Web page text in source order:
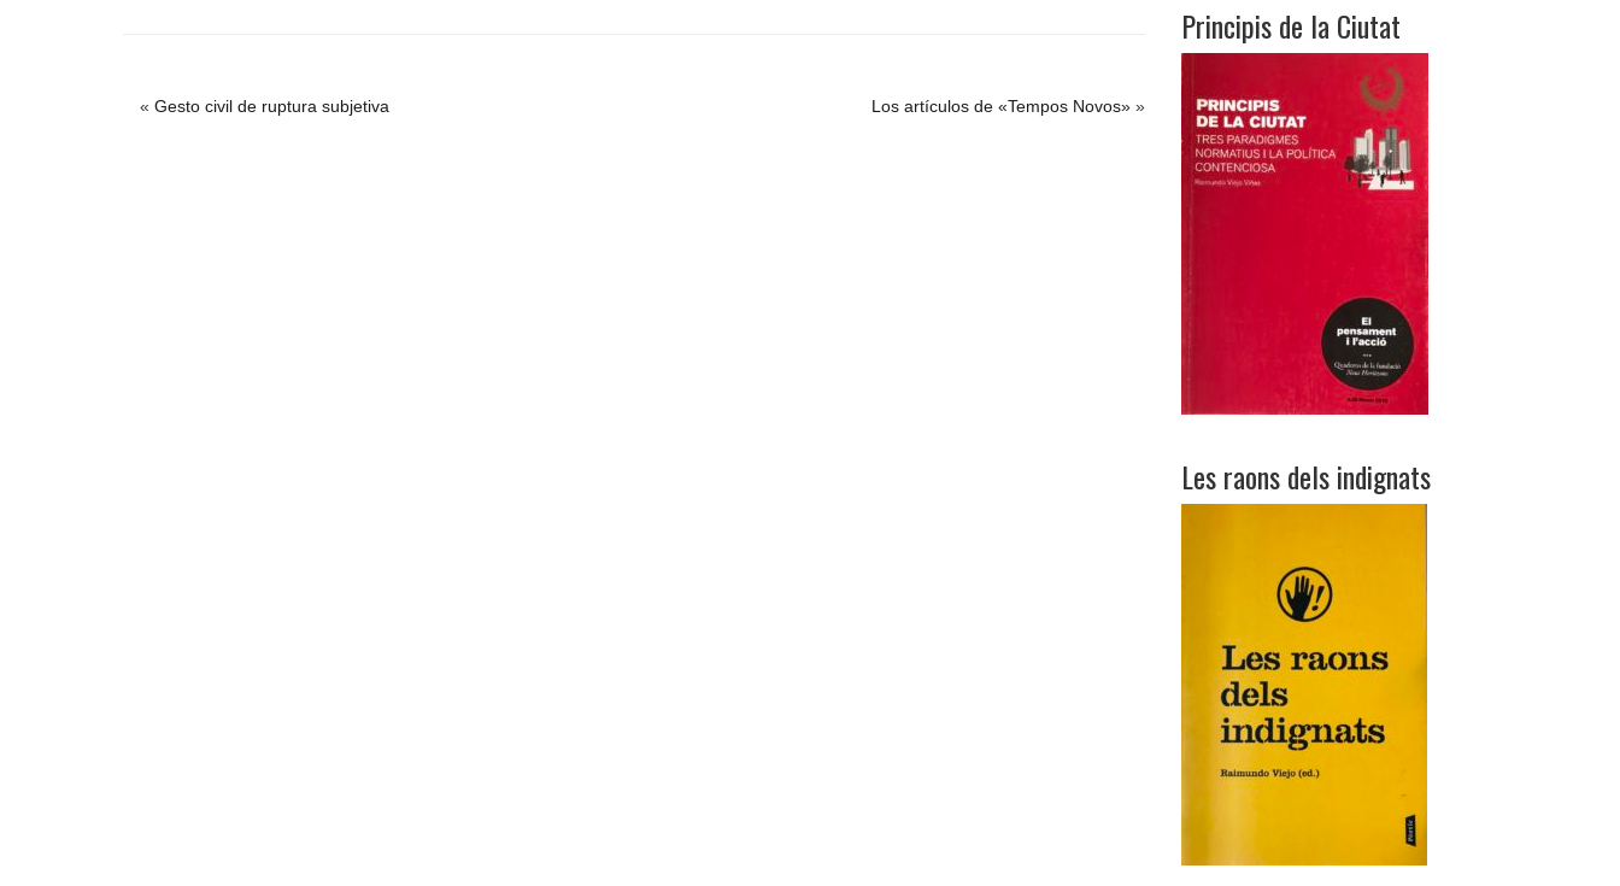
« Gesto civil de ruptura subjetiva Los artículos de «Tempos Novos»»
Principis de la Ciutat
Les raons dels indignats